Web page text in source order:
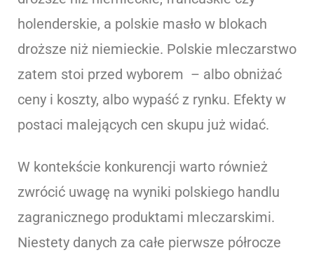
holenderskie, a polskie masło w blokach
droższe niż niemieckie. Polskie mleczarstwo
zatem stoi przed wyborem – albo obniżać
ceny i koszty, albo wypaść z rynku. Efekty w
postaci malejących cen skupu już widać.
W kontekście konkurencji warto również
zwrócić uwagę na wyniki polskiego handlu
zagranicznego produktami mleczarskimi.
Niestety danych za całe pierwsze półrocze